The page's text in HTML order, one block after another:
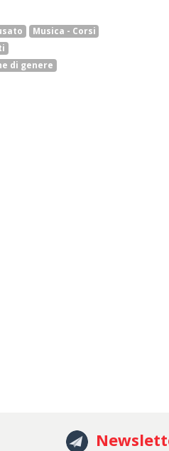
Musica - Corsi
di genere